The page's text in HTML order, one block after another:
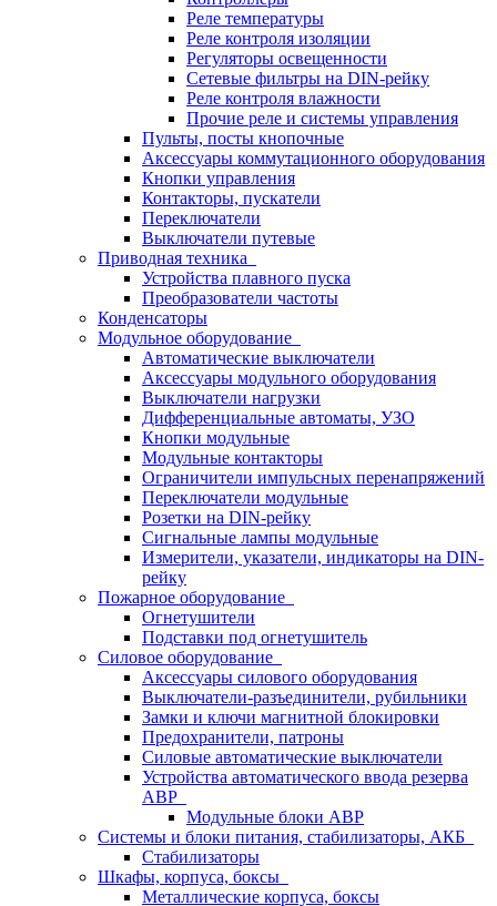
Реле температуры
Реле контроля изоляции
Регуляторы освещенности
Сетевые фильтры на DIN-рейку
Реле контроля влажности
Прочие реле и системы управления
Пульты, посты кнопочные
Аксессуары коммутационного оборудования
Кнопки управления
Контакторы, пускатели
Переключатели
Выключатели путевые
Приводная техника
Устройства плавного пуска
Преобразователи частоты
Конденсаторы
Модульное оборудование
Автоматические выключатели
Аксессуары модульного оборудования
Выключатели нагрузки
Дифференциальные автоматы, УЗО
Кнопки модульные
Модульные контакторы
Ограничители импульсных перенапряжений
Переключатели модульные
Розетки на DIN-рейку
Сигнальные лампы модульные
Измерители, указатели, индикаторы на DIN-
рейку
Пожарное оборудование
Огнетушители
Подставки под огнетушитель
Силовое оборудование
Аксессуары силового оборудования
Выключатели-разъединители, рубильники
Замки и ключи магнитной блокировки
Предохранители, патроны
Силовые автоматические выключатели
Устройства автоматического ввода резерва
АВР
Модульные блоки АВР
Системы и блоки питания, стабилизаторы, АКБ
Стабилизаторы
Шкафы, корпуса, боксы
Металлические корпуса, боксы